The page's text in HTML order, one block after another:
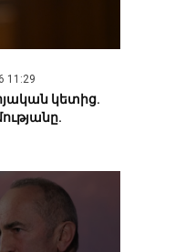
11:29
կետից.